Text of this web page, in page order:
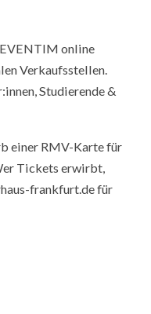
online
Verkaufsstellen.
Studierende &
einer RMV-Karte für
Tickets erwirbt,
frankfurt.de für